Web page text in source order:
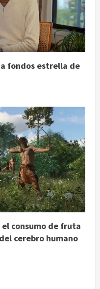
fondos estrella de
consumo de fruta
cerebro humano
tras cuatro años de
cambio
bajo escrutinio
Brasil, Guinea
y EE.UU.
posible vínculo
mexicanos con
en EU